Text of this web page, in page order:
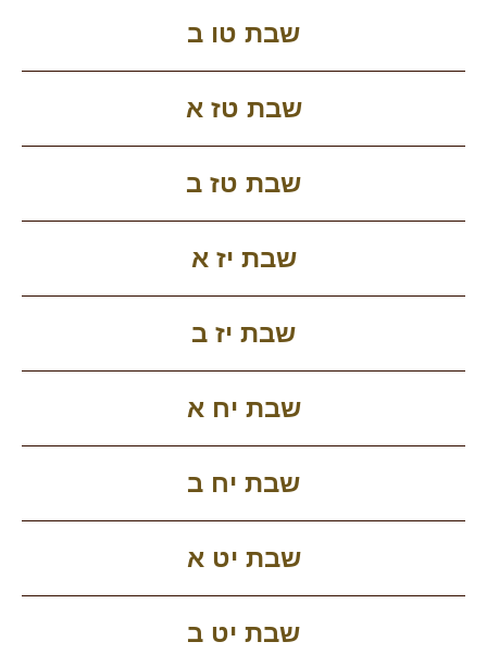
שבת טו ב
שבת טז א
שבת טז ב
שבת יז א
שבת יז ב
שבת יח א
שבת יח ב
שבת יט א
שבת יט ב